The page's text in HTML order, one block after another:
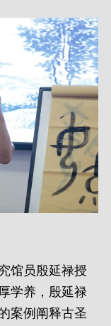
馆员殷延禄授
学养，殷延禄
案例阐释古圣